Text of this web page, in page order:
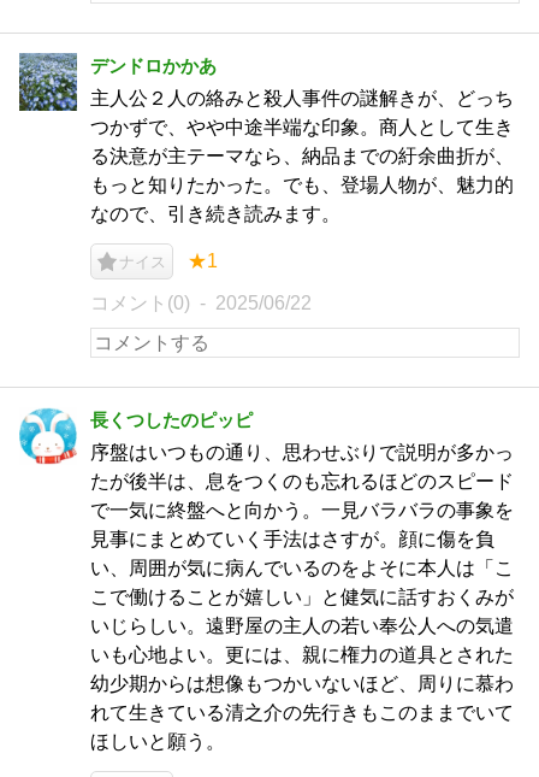
デンドロかかあ
主人公２人の絡みと殺人事件の謎解きが、どっち
つかずで、やや中途半端な印象。商人として生き
る決意が主テーマなら、納品までの紆余曲折が、
もっと知りたかった。でも、登場人物が、魅力的
なので、引き続き読みます。
ナイス ★1
コメント(0) 2025/06/22
長くつしたのピッピ
序盤はいつもの通り、思わせぶりで説明が多かっ
たが後半は、息をつくのも忘れるほどのスピード
で一気に終盤へと向かう。一見バラバラの事象を
見事にまとめていく手法はさすが。顔に傷を負
い、周囲が気に病んでいるのをよそに本人は「こ
こで働けることが嬉しい」と健気に話すおくみが
いじらしい。遠野屋の主人の若い奉公人への気遣
いも心地よい。更には、親に権力の道具とされた
幼少期からは想像もつかいないほど、周りに慕わ
れて生きている清之介の先行きもこのままでいて
ほしいと願う。